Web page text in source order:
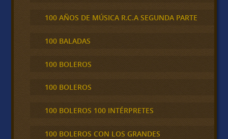
100 AÑOS DE MÚSICA R.C.A SEGUNDA PARTE
100 BALADAS
100 BOLEROS
100 BOLEROS
100 BOLEROS 100 INTÉRPRETES
100 BOLEROS CON LOS GRANDES